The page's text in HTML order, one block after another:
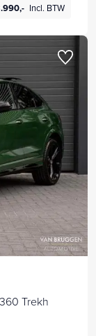
Incl. BTW
Trekh